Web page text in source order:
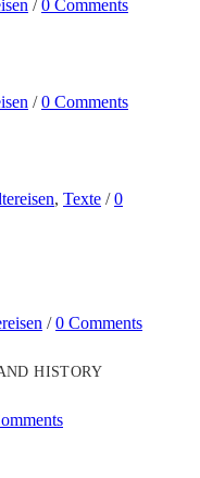
/0 Comments
/0 Comments
, Texte /0
/0 Comments
HISTORY